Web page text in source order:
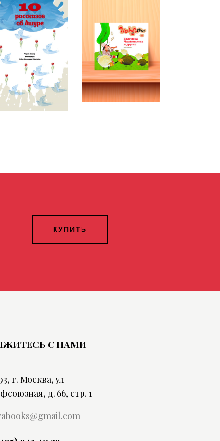
КУПИТЬ
С НАМИ
г. Москва, ул
д. 66, стр. 1